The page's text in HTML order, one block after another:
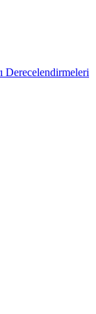
Derecelendirmeleri